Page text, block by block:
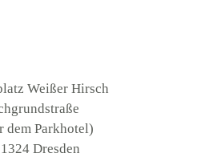
Weißer Hirsch
dem Parkhotel)
Dresden